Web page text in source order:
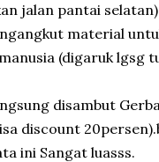
jalan pantai
material
(digaruk lgsg
disambut
discount
ini Sangat luasss.